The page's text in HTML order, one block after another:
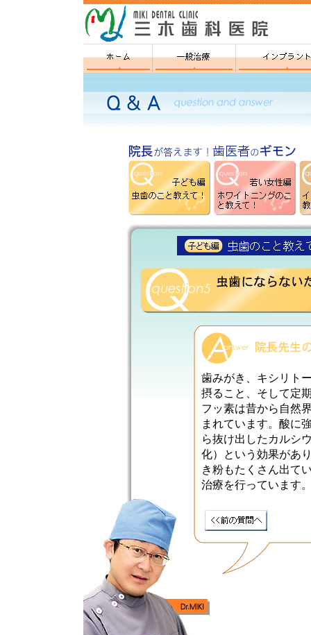
歯みがき、キシリト
摂ること、そして定
フッ素は昔から自然
まれています。酸に
ら抜け出したカルシ
化）という効果があ
き粉もたくさん出て
治療を行っています